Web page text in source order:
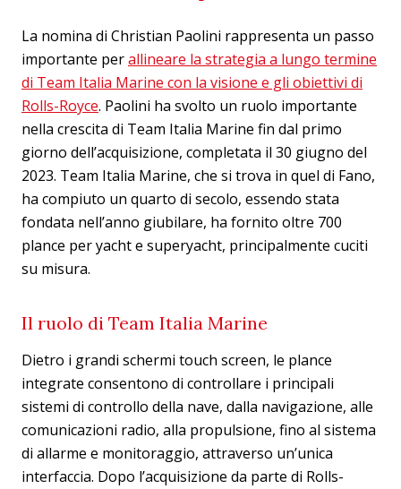
La nomina di Christian Paolini rappresenta un passo
importante perallineare la strategia a lungo termine
di Team Italia Marine con la visione e gli obiettivi di
Rolls-Royce. Paolini ha svolto un ruolo importante
nella crescita di Team Italia Marine fin dal primo
giorno dell’acquisizione, completata il 30 giugno del
2023. Team Italia Marine, che si trova in quel di Fano,
ha compiuto un quarto di secolo, essendo stata
fondata nell’anno giubilare, ha fornito oltre 700
plance per yacht e superyacht, principalmente cuciti
su misura.
Il ruolo di Team Italia Marine
Dietro i grandi schermi touch screen, le plance
integrate consentono di controllare i principali
sistemi di controllo della nave, dalla navigazione, alle
comunicazioni radio, alla propulsione, fino al sistema
di allarme e monitoraggio, attraverso un’unica
interfaccia. Dopo l’acquisizione da parte di Rolls-